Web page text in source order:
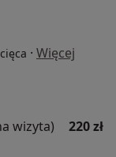
· Więcej
wizyta)
220 zł